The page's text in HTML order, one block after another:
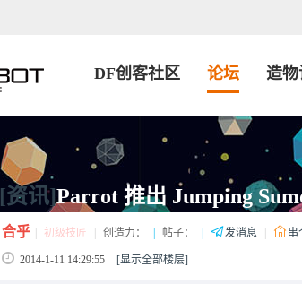
DF创客社区 论坛 造物
[资讯]Parrot 推出 Jumping
合乎 初级技匠 创造力： 帖子： 发消息 串
2014-1-11 14:29:55 [显示全部楼层]